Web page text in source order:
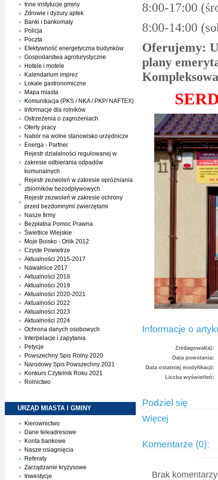
Inne instytucje gminy
Zdrowie i dyżury aptek
Banki i bankomaty
Policja
Poczta
Efektywność energetyczna budynków
Gospodarstwa agroturystyczne
Hotele i motele
Kalendarium imprez
Lokale gastronomiczne
Mapa miasta
Komunikacja (PKS / NKA / PKP/ NAFTEX)
Informacje dla rolników
Ostrzeżenia o zagrożeniach
Oferty pracy
Nabór na wolne stanowisko urzędnicze
Energa - Partner
Rejestr działalności regulowanej w
zakresie odbierania odpadów
komunalnych
Rejestr zezwoleń w zakresie opróżniania
zbiorników bezodpływowych
Rejestr zezwoleń w zakresie ochrony
przed bezdomnymi zwierzętami
Nasze firmy
Bezpłatna Pomoc Prawna
Świetlice Wiejskie
Moje Boisko - Orlik 2012
Czyste Powietrze
Aktualności 2015-2017
Nawałnice 2017
Aktualności 2018
Aktualności 2019
Aktualności 2020-2021
Aktualności 2022
Aktualności 2023
Aktualności 2024
Ochrona danych osobowych
Interpelacje i zapytania
Petycje
Powszechny Spis Rolny 2020
Narodowy Spis Powszechny 2021
Konkurs Czytelnik Roku 2021
Rolnictwo
URZĄD MIASTA I GMINY
Kierownictwo
Dane teleadresowe
Konta bankowe
Nasze osiagnięcia
Referaty
Zarządzanie kryzysowe
Inwestycje
8:00-17:00
8:00-14:00
Oferujemy:
plany
Informacje o
Zredagował(a):
Data powstania:
Data ostatniej modyfikacji:
Liczba wyświetleń:
Podziel się
Więcej
Komentarze (0):
Brak